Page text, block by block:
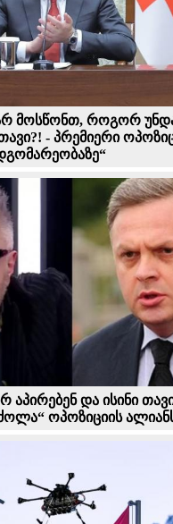
მოსწონთ, როგორ
- პრემიერი
აპირებენ და ისინი
ოპოზიციის